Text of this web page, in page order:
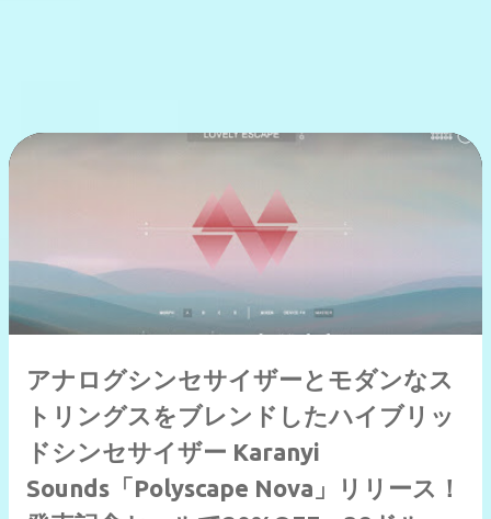
アナログシンセサイザーとモダンなス
トリングスをブレンドしたハイブリッ
ドシンセサイザー Karanyi
Sounds「Polyscape Nova」リリース！